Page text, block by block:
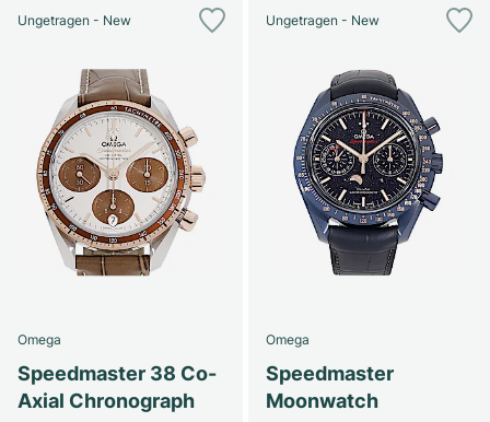
Ungetragen - New
Omega
Speedmaster 38 Co-
Axial Chronograph
Ungetragen - New
Omega
Speedmaster
Moonwatch